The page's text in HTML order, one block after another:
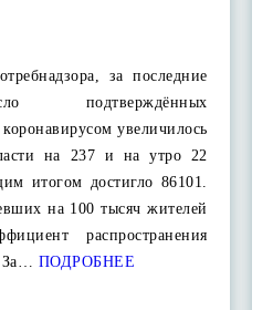
за последние
подтверждённых
увеличилось
на 237 и на утро 22
итогом достигло 86101.
на 100 тысяч жителей
распространения
За… ПОДРОБНЕЕ